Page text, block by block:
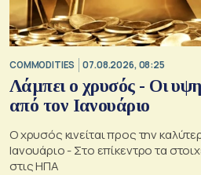
COMMODITIES 07.08.2026, 08:25
Λάμπει ο χρυσός - Οι
από τον Ιανουάριο
Ο χρυσός κινείται προς την
Ιανουάριο - Στο επίκεντρο τα
στις ΗΠΑ